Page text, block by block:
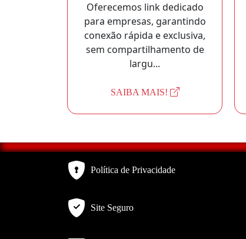
Oferecemos link dedicado
para empresas, garantindo
conexão rápida e exclusiva,
sem compartilhamento de
largu...
SAIBA MAIS!
Política de Privacidade
Site Seguro